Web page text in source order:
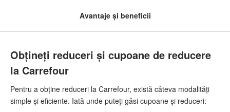
Avantaje și beneficii
Obțineți reduceri și cupoane de reducere
la Carrefour
Pentru a obține reduceri la Carrefour, există câteva modalități
simple și eficiente. Iată unde puteți găsi cupoane și reduceri: